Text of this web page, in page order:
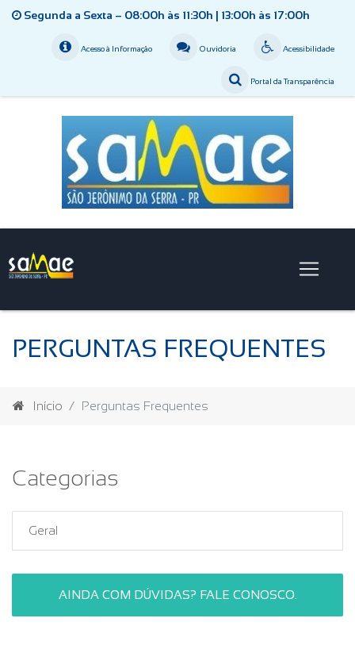
Segunda a Sexta – 08:00h às 11:30h | 13:00h às 17:00h
Acessibilidade
Ouvidoria
Acesso à Informação
Portal da Transparência
PERGUNTAS FREQUENTES
Início Perguntas Frequentes
Categorias
Geral
AINDA COM DÚVIDAS? FALE CONOSCO.